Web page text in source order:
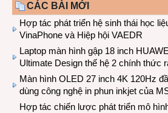
CÁC BÀI MỚI
Hợp tác phát triển hệ sinh thái học
VinaPhone và Hiệp hội VAEDR
Laptop màn hình gập 18 inch
Ultimate Design thế hệ 2 chính thức
Màn hình OLED 27 inch 4K 120Hz
dùng công nghệ in phun inkjet của
Hợp tác chiến lược phát triển mô